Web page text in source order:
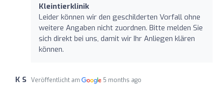
Kleintierklinik
Leider können wir den geschilderten Vorfall ohne
weitere Angaben nicht zuordnen. Bitte melden Sie
sich direkt bei uns, damit wir Ihr Anliegen klären
können.
K S Veröffentlicht am 5 months ago